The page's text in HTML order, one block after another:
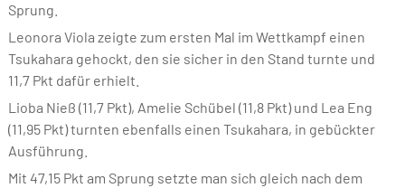
Sprung.
Leonora Viola zeigte zum ersten Mal im Wettkampf einen
Tsukahara gehockt, den sie sicher in den Stand turnte und
11,7 Pkt dafür erhielt.
Lioba Nieß (11,7 Pkt), Amelie Schübel (11,8 Pkt) und Lea Eng
(11,95 Pkt) turnten ebenfalls einen Tsukahara, in gebückter
Ausführung.
Mit 47,15 Pkt am Sprung setzte man sich gleich nach dem